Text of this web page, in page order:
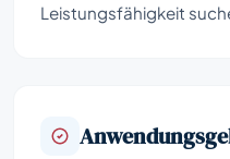
Leistungsfähigkeit